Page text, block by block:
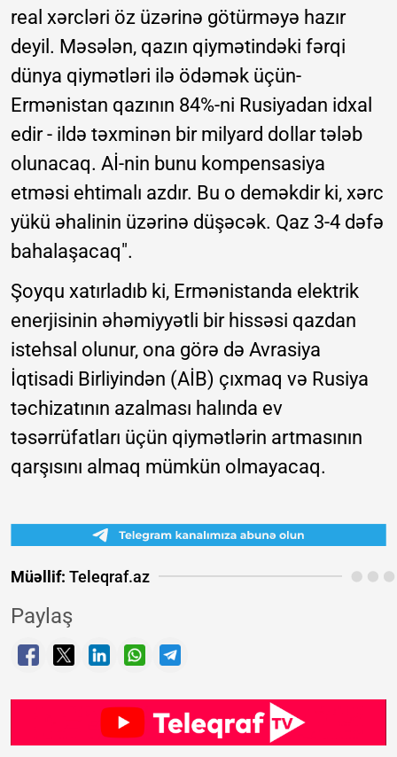
real xərcləri öz üzərinə götürməyə hazır
deyil. Məsələn, qazın qiymətindəki fərqi
dünya qiymətləri ilə ödəmək üçün-
Ermənistan qazının 84%-ni Rusiyadan idxal
edir - ildə təxminən bir milyard dollar tələb
olunacaq. Aİ-nin bunu kompensasiya
etməsi ehtimalı azdır. Bu o deməkdir ki, xərc
yükü əhalinin üzərinə düşəcək. Qaz 3-4 dəfə
bahalaşacaq".
Şoyqu xatırladıb ki, Ermənistanda elektrik
enerjisinin əhəmiyyətli bir hissəsi qazdan
istehsal olunur, ona görə də Avrasiya
İqtisadi Birliyindən (AİB) çıxmaq və Rusiya
təchizatının azalması halında ev
təsərrüfatları üçün qiymətlərin artmasının
qarşısını almaq mümkün olmayacaq.
Müəllif: Teleqraf.az
Paylaş